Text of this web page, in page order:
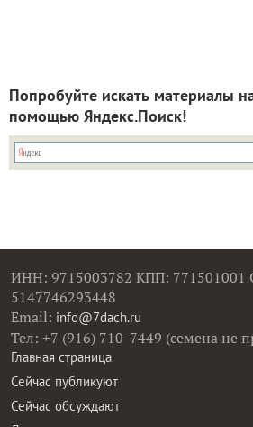
Попробуйте искать материалы
помощью Яндекс.Поиск!
ИНН: 9715003782 КПП: 771501001
5147746293448
Email: info@7dach.ru
Тел: +7 (916) 710-7449 (семена не
Главная страница
Сейчас публикуют
Сейчас обсуждают